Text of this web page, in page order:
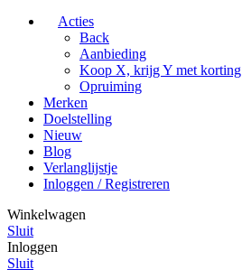
Acties
Back
Aanbieding
Koop X, krijg Y met korting
Opruiming
Merken
Doelstelling
Nieuw
Blog
Verlanglijstje
Inloggen / Registreren
Winkelwagen
Sluit
Inloggen
Sluit